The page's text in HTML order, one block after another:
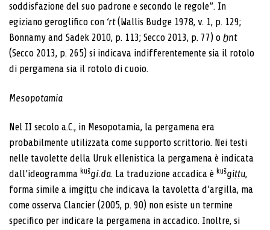
soddisfazione del suo padrone e secondo le regole”. In
egiziano geroglifico con ‘rt(Wallis Budge 1978, v. 1, p. 129;
Bonnamy and Sadek 2010, p. 113; Secco 2013, p. 77) o ẖnt
(Secco 2013, p. 265) si indicava indifferentemente sia il rotolo
di pergamena sia il rotolo di cuoio.
Mesopotamia
Nel II secolo a.C., in Mesopotamia, la pergamena era
probabilmente utilizzata come supporto scrittorio. Nei testi
nelle tavolette della Uruk ellenistica la pergamena è indicata
dall’ideogramma kušgí.da. La traduzione accadica è kušgiṭṭu,
forma simile a imgiṭṭu che indicava la tavoletta d’argilla, ma
come osserva Clancier (2005, p. 90) non esiste un termine
specifico per indicare la pergamena in accadico. Inoltre, si